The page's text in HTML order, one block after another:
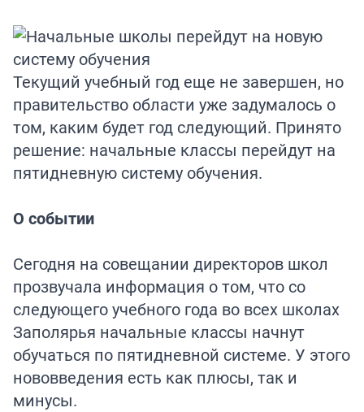
Текущий учебный год еще не завершен, но
правительство области уже задумалось о
том, каким будет год следующий. Принято
решение: начальные классы перейдут на
пятидневную систему обучения.
О событии
Сегодня на совещании директоров школ
прозвучала информация о том, что со
следующего учебного года во всех школах
Заполярья начальные классы начнут
обучаться по пятидневной системе. У этого
нововведения есть как плюсы, так и
минусы.